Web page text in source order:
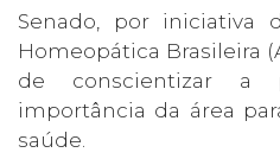
Senado, por iniciativa
Homeopática Brasileira
de conscientizar a
importância da área
saúde.